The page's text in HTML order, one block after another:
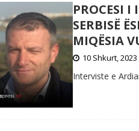
PROCESI
SERBISË
MIQËSIA
10 Shkurt, 2023
Interviste e